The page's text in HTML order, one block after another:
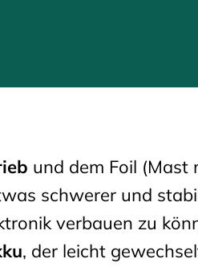
und dem Foil (Mast
schwerer und
verbauen zu
, der leicht